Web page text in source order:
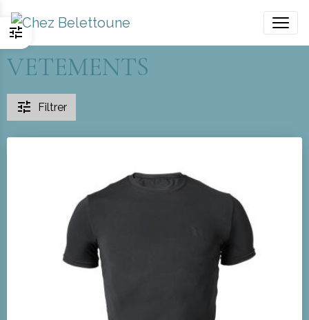
VETEMENTS
Filtrer